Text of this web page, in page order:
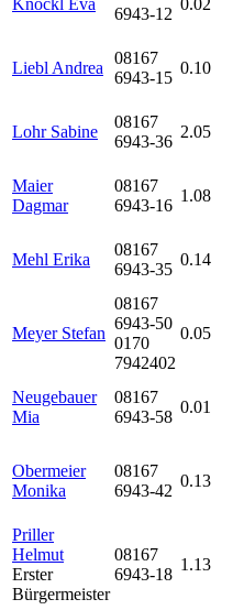
Knöckl Eva
6943-12
0.02
Liebl Andrea
08167
6943-15
0.10
Lohr Sabine
08167
6943-36
2.05
Maier
Dagmar
08167
6943-16
1.08
Mehl Erika
08167
6943-35
0.14
Meyer Stefan
08167
6943-50
0170
7942402
0.05
Neugebauer
Mia
08167
6943-58
0.01
Obermeier
Monika
08167
6943-42
0.13
Priller
Helmut
Erster
Bürgermeister
08167
6943-18
1.13